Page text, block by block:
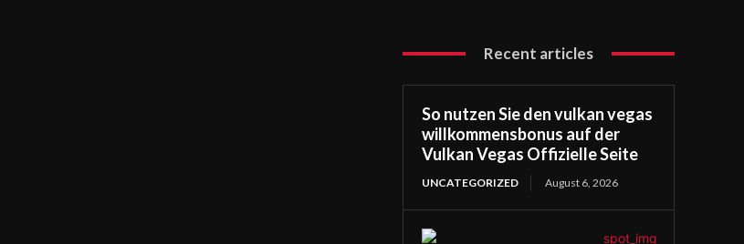
Recent articles
So nutzen Sie den vulkan vegas
willkommensbonus auf der
Vulkan Vegas Offizielle Seite
UNCATEGORIZED August 6, 2026